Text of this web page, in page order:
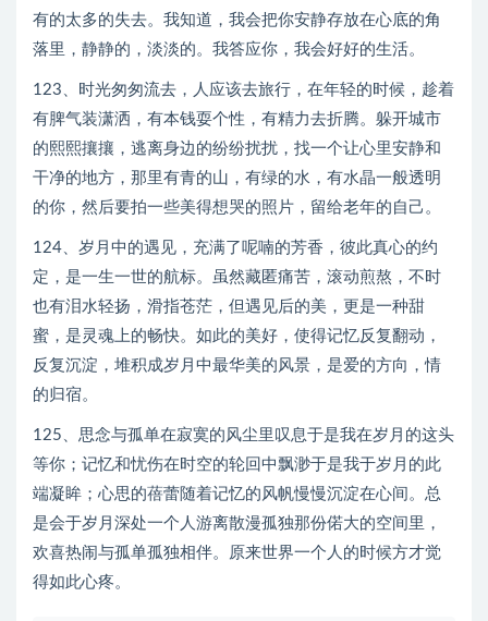
有的太多的失去。我知道，我会把你安静存放在心底的角
落里，静静的，淡淡的。我答应你，我会好好的生活。
123、时光匆匆流去，人应该去旅行，在年轻的时候，趁着
有脾气装潇洒，有本钱耍个性，有精力去折腾。躲开城市
的熙熙攘攘，逃离身边的纷纷扰扰，找一个让心里安静和
干净的地方，那里有青的山，有绿的水，有水晶一般透明
的你，然后要拍一些美得想哭的照片，留给老年的自己。
124、岁月中的遇见，充满了呢喃的芳香，彼此真心的约
定，是一生一世的航标。虽然藏匿痛苦，滚动煎熬，不时
也有泪水轻扬，滑指苍茫，但遇见后的美，更是一种甜
蜜，是灵魂上的畅快。如此的美好，使得记忆反复翻动，
反复沉淀，堆积成岁月中最华美的风景，是爱的方向，情
的归宿。
125、思念与孤单在寂寞的风尘里叹息于是我在岁月的这头
等你；记忆和忧伤在时空的轮回中飘渺于是我于岁月的此
端凝眸；心思的蓓蕾随着记忆的风帆慢慢沉淀在心间。总
是会于岁月深处一个人游离散漫孤独那份偌大的空间里，
欢喜热闹与孤单孤独相伴。原来世界一个人的时候方才觉
得如此心疼。